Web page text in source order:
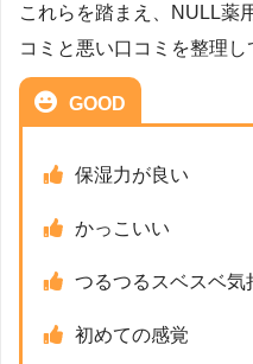
これらを踏まえ、NULL薬
コミと悪い口コミを整理し
GOOD
保湿力が良い
かっこいい
つるつるスベスベ気
初めての感覚